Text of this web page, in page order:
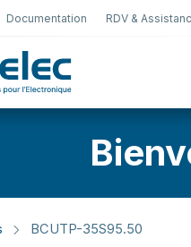
Documentation RDV &
BCUTP-35S95.50